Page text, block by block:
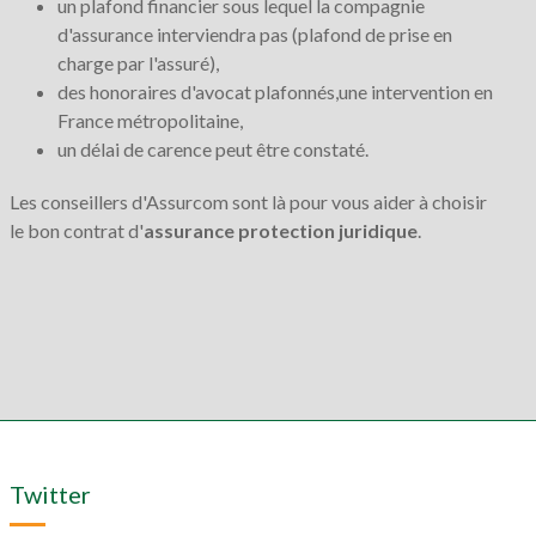
un plafond financier sous lequel la compagnie
d'assurance interviendra pas (plafond de prise en
charge par l'assuré),
des honoraires d'avocat plafonnés,une intervention en
France métropolitaine,
un délai de carence peut être constaté.
Les conseillers d'Assurcom sont là pour vous aider à choisir
le bon contrat d'assurance protection juridique.
Twitter